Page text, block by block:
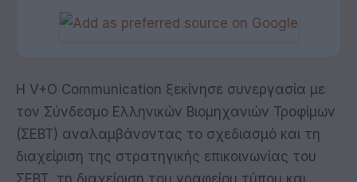
Η V+O Communication ξεκίνησε συνεργασία με
τον Σύνδεσμο Ελληνικών Βιομηχανιών Τροφίμων
(ΣΕΒΤ) αναλαμβάνοντας το σχεδιασμό και τη
διαχείριση της στρατηγικής επικοινωνίας του
ΣΕΒΤ, τη διαχείριση του γραφείου τύπου και